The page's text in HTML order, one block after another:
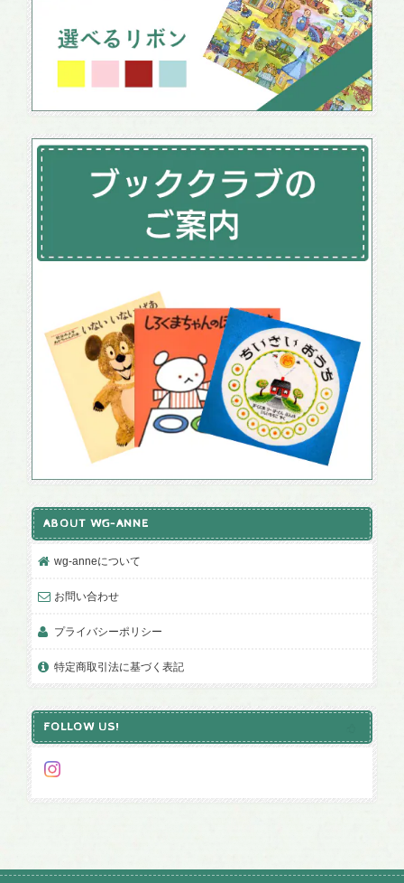
ABOUT WG-ANNE
wg-anneについて
お問い合わせ
プライバシーポリシー
特定商取引法に基づく表記
FOLLOW US!